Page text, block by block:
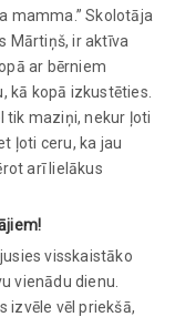
mamma.” Skolotāja
Mārtiņš, ir aktīva
ar bērniem
kā kopā izkustēties.
tik maziņi, nekur ļoti
ļoti ceru, ka jau
arī lielākus
visskaistāko
vienādu dienu.
izvēle vēl priekšā,